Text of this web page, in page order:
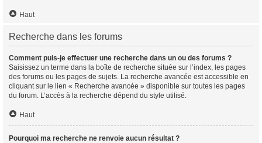
Haut
Recherche dans les forums
Comment puis-je effectuer une recherche dans un ou des forums ?
Saisissez un terme dans la boîte de recherche située sur l’index, les pages
des forums ou les pages de sujets. La recherche avancée est accessible en
cliquant sur le lien « Recherche avancée » disponible sur toutes les pages
du forum. L’accès à la recherche dépend du style utilisé.
Haut
Pourquoi ma recherche ne renvoie aucun résultat ?